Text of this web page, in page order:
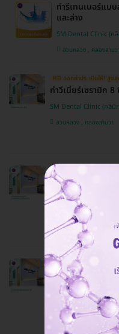
ทำรีเทนเนอร์แบ
และล่าง
SM Dental Clinic (ค
สวนหลวง , คลองสามวา
HD ออกค่าประเมินให้! สูง
ทำวีเนียร์เซรามิก 8
SM Dental Clinic (คลินิ
สวนหลวง , คลองสามวา
HD ออกค่าประเมินให้! สูงสุ
แก้วีเนียร์เซรามิกเก่
ใหม่ 8 ซี่
SM Dental Clinic (คลินิ
สวนหลวง , คลองสามวา
ทำครอบฟันเซรามิ
1 วัน)
SM Dental Clinic (คลิ
สวนหลวง , คลองสามวา